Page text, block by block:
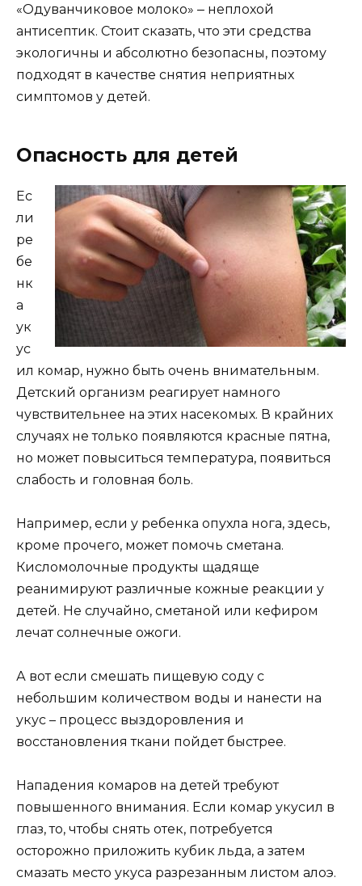
«Одуванчиковое молоко» ‒ неплохой
антисептик. Стоит сказать, что эти средства
экологичны и абсолютно безопасны, поэтому
подходят в качестве снятия неприятных
симптомов у детей.
Опасность для детей
Ес
ли
ре
бе
нк
а
ук
ус
ил комар, нужно быть очень внимательным.
Детский организм реагирует намного
чувствительнее на этих насекомых. В крайних
случаях не только появляются красные пятна,
но может повыситься температура, появиться
слабость и головная боль.
Например, если у ребенка опухла нога, здесь,
кроме прочего, может помочь сметана.
Кисломолочные продукты щадяще
реанимируют различные кожные реакции у
детей. Не случайно, сметаной или кефиром
лечат солнечные ожоги.
А вот если смешать пищевую соду с
небольшим количеством воды и нанести на
укус – процесс выздоровления и
восстановления ткани пойдет быстрее.
Нападения комаров на детей требуют
повышенного внимания. Если комар укусил в
глаз, то, чтобы снять отек, потребуется
осторожно приложить кубик льда, а затем
смазать место укуса разрезанным листом алоэ.